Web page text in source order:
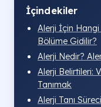
İçindekiler
Alerji İçin
Bölüme Gidilir?
Alerji Nedir?
Alerji Belirtileri:
Tanımak
Alerji Tanı